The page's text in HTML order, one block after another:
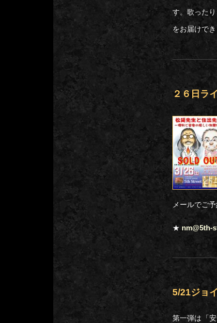
す。歌った
をお届けで
２６日ラ
メールでご
★ nm@5th-
5/21ジョ
第一弾は「